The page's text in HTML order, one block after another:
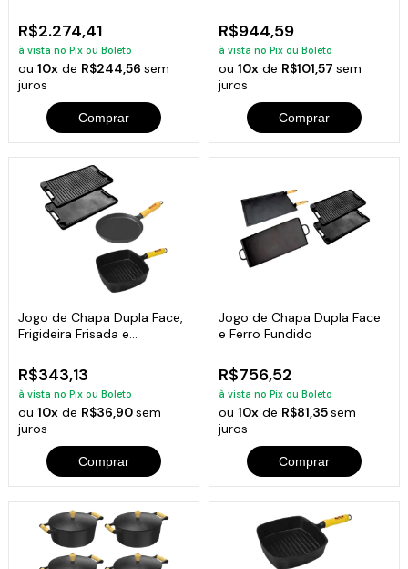
R$2.274,41
à vista no Pix ou Boleto
ou10x de R$244,56sem
juros
Comprar
R$944,59
à vista no Pix ou Boleto
ou 10xde R$101,57 sem
juros
Comprar
Jogo de Chapa Dupla Face,
Frigideira Frisada e
R$343,13
à vista no Pix ou Boleto
ou10x de R$36,90sem
juros
Comprar
Jogo de Chapa Dupla Face
e Ferro Fundido
R$756,52
à vista no Pix ou Boleto
ou 10xde R$81,35sem
juros
Comprar